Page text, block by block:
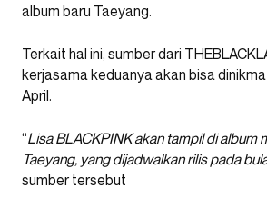
album baru Taeyang.
Terkait hal ini, sumber dari
kerjasama keduanya akan bisa
April.
“Lisa BLACKPINK akan tampil di album
Taeyang, yang dijadwalkan rilis pada
sumber tersebut